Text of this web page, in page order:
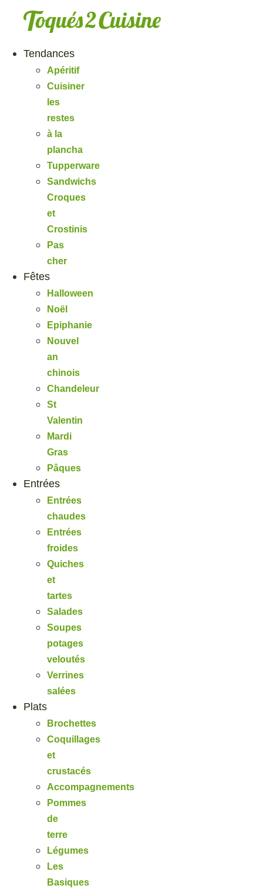
Tendances
Apéritif
Cuisiner
les
restes
à la
plancha
Tupperware
Sandwichs
Croques
et
Crostinis
Pas
cher
Fêtes
Halloween
Noël
Epiphanie
Nouvel
an
chinois
Chandeleur
St
Valentin
Mardi
Gras
Pâques
Entrées
Entrées
chaudes
Entrées
froides
Quiches
et
tartes
Salades
Soupes
potages
veloutés
Verrines
salées
Plats
Brochettes
Coquillages
et
crustacés
Accompagnements
Pommes
de
terre
Légumes
Les
Basiques